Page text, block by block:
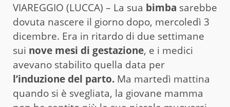
VIAREGGIO (LUCCA) – La sua bimba sarebbe
dovuta nascere il giorno dopo, mercoledì 3
dicembre. Era in ritardo di due settimane
sui nove mesi di gestazione, e i medici
avevano stabilito quella data per
l’induzione del parto. Ma martedì mattina
quando si è svegliata, la giovane mamma